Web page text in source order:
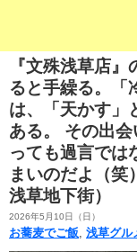
『文殊浅草店
ると手繰る。「
は、「天かす」
ある。 その出
っても過言では
まいのだよ（笑
浅草地下街）
2026年5月10日（日）
お蕎麦でご飯, 浅草グル